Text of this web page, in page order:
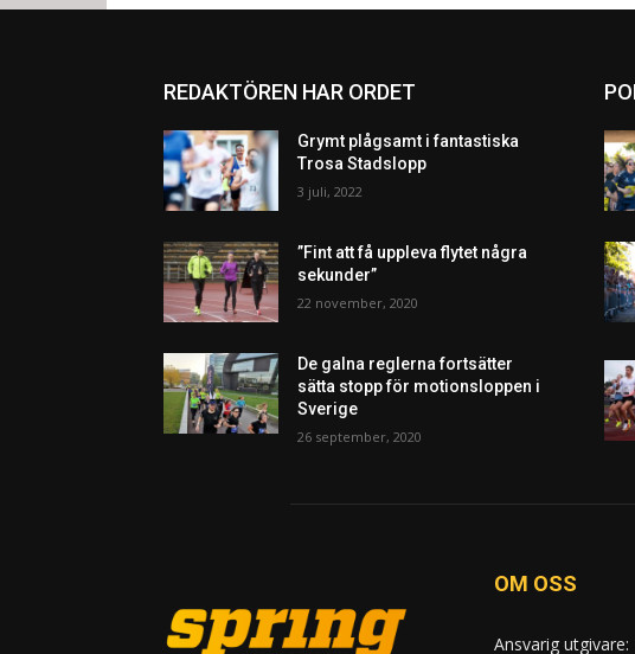
REDAKTÖREN HAR ORDET
Grymt plågsamt i fantastiska
Trosa Stadslopp
3 juli, 2022
”Fint att få uppleva flytet några
sekunder”
22 november, 2020
De galna reglerna fortsätter
sätta stopp för motionsloppen i
Sverige
26 september, 2020
OM OSS
Ansvarig utgivare: